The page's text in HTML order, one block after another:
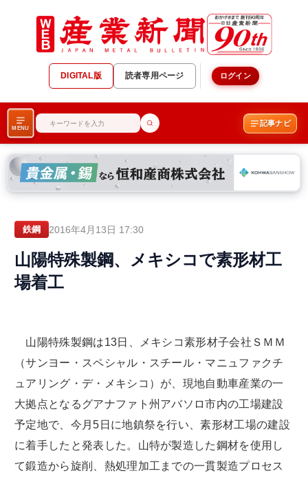
DIGITAL版 読者専用ページ ログイン
MENU
記事ナビ
鉄鋼 2016年4月13日 17:30
山陽特殊製鋼、メキシコで素形材工
場着工
山陽特殊製鋼は13日、メキシコ素形材子会社ＳＭＭ
（サンヨー・スペシャル・スチール・マニュファクチ
ュアリング・デ・メキシコ）が、現地自動車産業の一
大拠点となるグアナファト州アバソロ市内の工場建設
予定地で、今月5日に地鎮祭を行い、素形材工場の建設
に着手したと発表した。山特が製造した鋼材を使用し
て鍛造から旋削、熱処理加工までの一貫製造プロセス